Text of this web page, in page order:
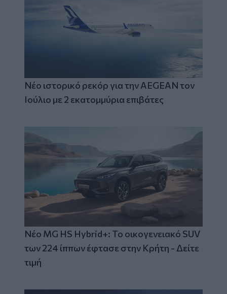
Νέο ιστορικό ρεκόρ για την AEGEAN τον
Ιούλιο με 2 εκατομμύρια επιβάτες
Νέο MG HS Hybrid+: Το οικογενειακό SUV
των 224 ίππων έφτασε στην Κρήτη - Δείτε
τιμή